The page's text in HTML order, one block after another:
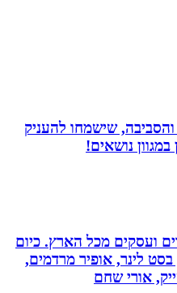
שישמחו להעניק
נושאים!
מכל הארץ. כיום
אופיר מרדמים,
שחם